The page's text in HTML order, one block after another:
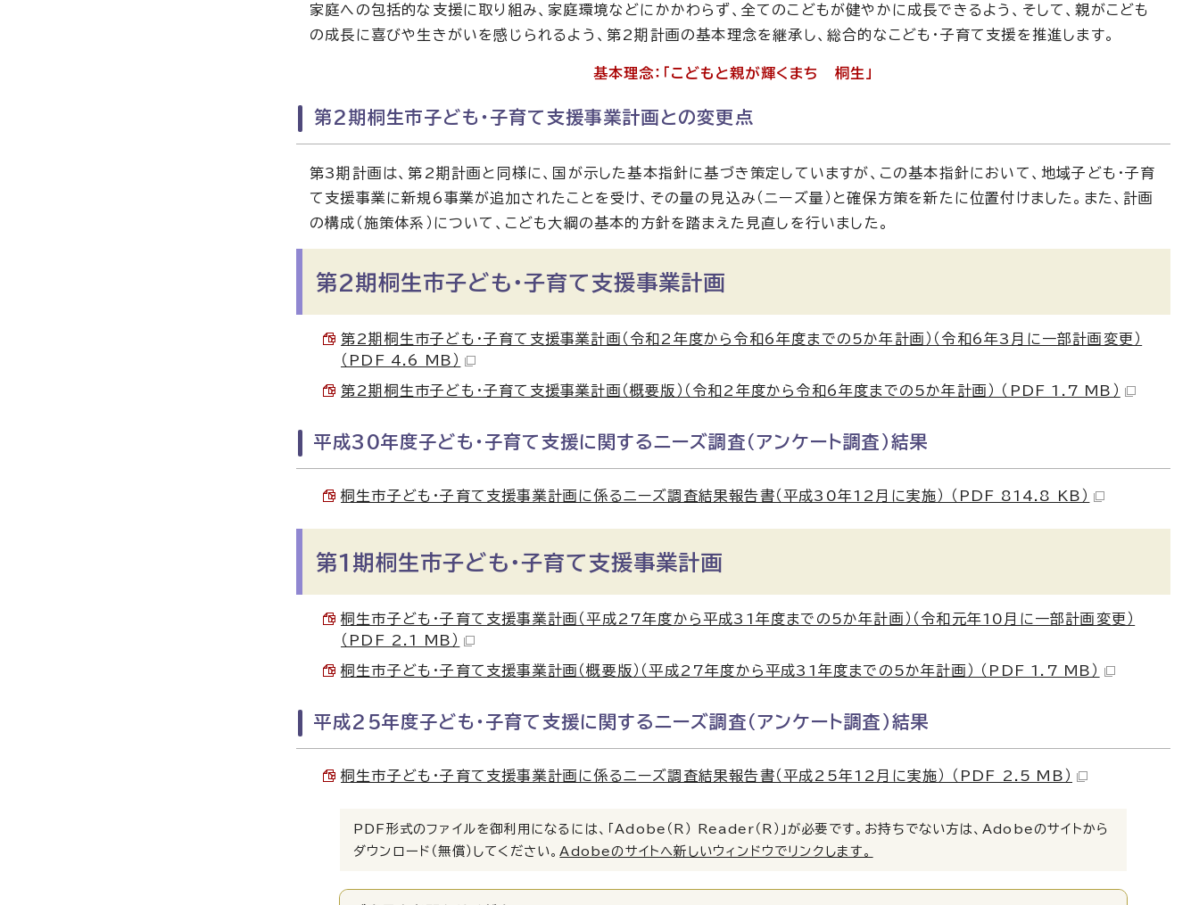
家庭への包括的な支援に取り組み、家庭環境などにかかわらず、全てのこどもが健やかに成長できるよう、そして、親がこども
の成長に喜びや生きがいを感じられるよう、第2期計画の基本理念を継承し、総合的なこども・子育て支援を推進します。
基本理念：「こどもと親が輝くまち 桐生」
第2期桐生市子ども・子育て支援事業計画との変更点
第3期計画は、第2期計画と同様に、国が示した基本指針に基づき策定していますが、この基本指針において、地域子ども・子育
て支援事業に新規6事業が追加されたことを受け、その量の見込み（ニーズ量）と確保方策を新たに位置付けました。また、計画
の構成（施策体系）について、こども大綱の基本的方針を踏まえた見直しを行いました。
第2期桐生市子ども・子育て支援事業計画
第2期桐生市子ども・子育て支援事業計画（令和2年度から令和6年度までの5か年計画）（令和6年3月に一部計画変更）
（PDF 4.6 MB）
第2期桐生市子ども・子育て支援事業計画（概要版）（令和2年度から令和6年度までの5か年計画） （PDF 1.7 MB）
平成30年度子ども・子育て支援に関するニーズ調査（アンケート調査）結果
桐生市子ども・子育て支援事業計画に係るニーズ調査結果報告書（平成30年12月に実施） （PDF 814.8 KB）
第1期桐生市子ども・子育て支援事業計画
桐生市子ども・子育て支援事業計画（平成27年度から平成31年度までの5か年計画）（令和元年10月に一部計画変更）
（PDF 2.1 MB）
桐生市子ども・子育て支援事業計画（概要版）（平成27年度から平成31年度までの5か年計画） （PDF 1.7 MB）
平成25年度子ども・子育て支援に関するニーズ調査（アンケート調査）結果
桐生市子ども・子育て支援事業計画に係るニーズ調査結果報告書（平成25年12月に実施） （PDF 2.5 MB）
PDF形式のファイルを御利用になるには、「Adobe（R） Reader（R）」が必要です。お持ちでない方は、Adobeのサイトから
ダウンロード（無償）してください。 Adobeのサイトへ新しいウィンドウでリンクします。